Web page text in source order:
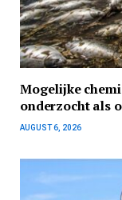
Mogelijke
onderzocht als
AUGUST 6, 2026